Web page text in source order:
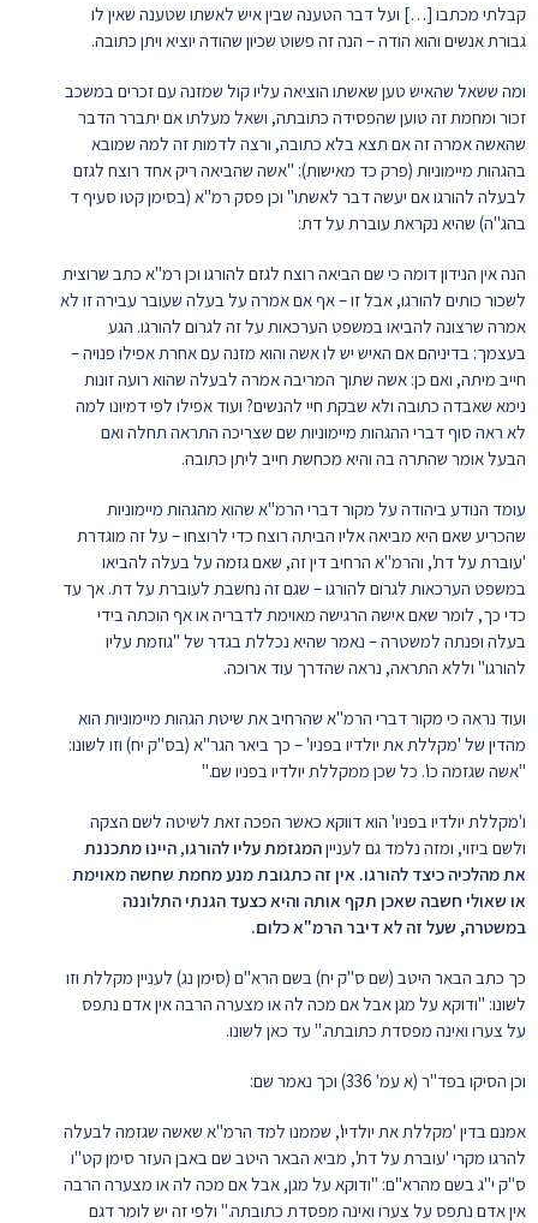
קבלתי מכתבו […] ועל דבר הטענה שבין איש לאשתו שטענה שאין לו
גבורת אנשים והוא הודה – הנה זה פשוט שכיון שהודה יוציא ויתן כתובה.
ומה ששאל שהאיש טען שאשתו הוציאה עליו קול שמזנה עם זכרים במשכב
זכור ומחמת זה טוען שהפסידה כתובתה, ושאל מעלתו אם יתברר הדבר
שהאשה אמרה זה אם תצא בלא כתובה, ורצה לדמות זה למה שמובא
בהגהות מיימוניות (פרק כד מאישות): "אשה שהביאה ריק אחד רוצח לגזם
לבעלה להורגו אם יעשה דבר לאשתו" וכן פסק רמ"א (בסימן קטו סעיף ד
בהג"ה) שהיא נקראת עוברת על דת:
הנה אין הנידון דומה כי שם הביאה רוצח לגזם להורגו וכן רמ"א כתב שרוצית
לשכור כותים להורגו, אבל זו – אף אם אמרה על בעלה שעובר עבירה זו לא
אמרה שרצונה להביאו במשפט הערכאות על זה לגרום להורגו. הגע
בעצמך: בדיניהם אם האיש יש לו אשה והוא מזנה עם אחרת אפילו פנויה –
חייב מיתה, ואם כן: אשה שתוך המריבה אמרה לבעלה שהוא רועה זונות
נימא שאבדה כתובה ולא שבקת חיי להנשים? ועוד אפילו לפי דמיונו למה
לא ראה סוף דברי ההגהות מיימוניות שם שצריכה התראה תחלה ואם
הבעל אומר שהתרה בה והיא מכחשת חייב ליתן כתובה.
עומד הנודע ביהודה על מקור דברי הרמ"א שהוא מהגהות מיימוניות
שהכריע שאם היא מביאה אליו הביתה רוצח כדי לרוצחו – על זה מוגדרת
'עוברת על דת', והרמ"א הרחיב דין זה, שאם גזמה על בעלה להביאו
במשפט הערכאות לגרום להורגו – שגם זה נחשבת לעוברת על דת. אך עד
כדי כך, לומר שאם אישה הרגישה מאוימת לדבריה או אף הוכתה בידי
בעלה ופנתה למשטרה – נאמר שהיא נכללת בגדר של "גוזמת עליו
להורגו" וללא התראה, נראה שהדרך עוד ארוכה.
ועוד נראה כי מקור דברי הרמ"א שהרחיב את שיטת הגהות מיימוניות הוא
מהדין של 'מקללת את יולדיו בפניו' – כך ביאר הגר"א (בס"ק יח) וזו לשונו:
"אשה שגזמה כו'. כל שכן ממקללת יולדיו בפניו שם."
ו'מקללת יולדיו בפניו' הוא דווקא כאשר הפכה זאת לשיטה לשם הצקה
ולשם ביזוי, ומזה נלמד גם לענייןהמגזמת עליו להורגו, היינו מתכננת
את מהלכיה כיצד להורגו. אין זה כתגובת מנע מחמת שחשה מאוימת
או שאולי חשבה שאכן תקף אותה והיא כצעד הגנתי התלוננה
במשטרה, שעל זה לא דיבר הרמ"א כלום.
כך כתב הבאר היטב (שם ס"ק יח) בשם הרא"ם (סימן נג) לעניין מקללת וזו
לשונו: "ודוקא על מגן אבל אם מכה לה או מצערה הרבה אין אדם נתפס
על צערו ואינה מפסדת כתובתה." עד כאן לשונו.
וכן הסיקו בפד"ר (א עמ' 336) וכך נאמר שם:
אמנם בדין 'מקללת את יולדיו', שממנו למד הרמ"א שאשה שגזמה לבעלה
להרגו מקרי 'עוברת על דת', מביא הבאר היטב שם באבן העזר סימן קט"ו
ס"ק י"ג בשם מהרא"ם: "ודוקא על מגן, אבל אם מכה לה או מצערה הרבה
אין אדם נתפס על צערו ואינה מפסדת כתובתה." ולפי זה יש לומר דגם